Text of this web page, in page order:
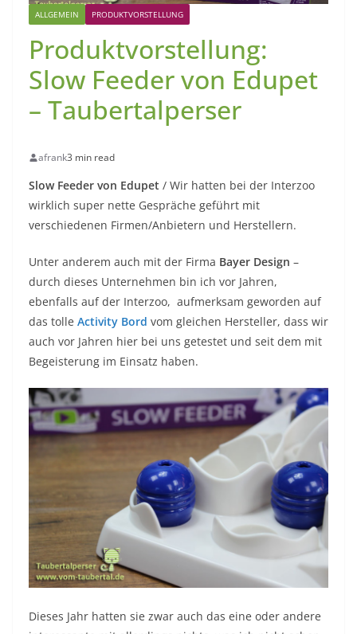
ALLGEMEIN PRODUKTVORSTELLUNG
Produktvorstellung:
Slow Feeder von Edupet
– Taubertalperser
afrank3 min read
Slow Feeder von Edupet / Wir hatten bei der Interzoo
wirklich super nette Gespräche geführt mit
verschiedenen Firmen/Anbietern und Herstellern.
Unter anderem auch mit der Firma Bayer Design –
durch dieses Unternehmen bin ich vor Jahren,
ebenfalls auf der Interzoo, aufmerksam geworden auf
das tolle Activity Bord vom gleichen Hersteller, dass wir
auch vor Jahren hier bei uns getestet und seit dem mit
Begeisterung im Einsatz haben.
Dieses Jahr hatten sie zwar auch das eine oder andere